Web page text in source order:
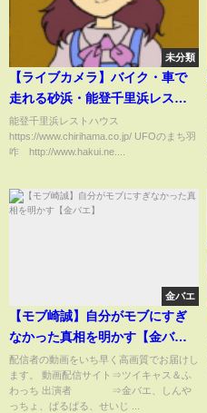
未分類
【ライブカメラ】バイク・車で
走れる砂浜・能登千里浜レスト
ハウス（石川県） Noto-
Chirihama LIVE camera
能登千里浜レストハウス
https://www.chirihama.co.jp/ UFOのまち羽
咋 http://www.hakui.ne....
金バエ
【モブ崎誠】自分がモブにすぎ
なかった真相を明かす【金バ
エ】
配信者の動画をいち早く高画質でお届けし
ます。 動画配信サイト⇒ツイキャス＆ふ
わっち 出演者 ⇒金バエ、しんや
っちょ、ぱるぱる、せいじ ...